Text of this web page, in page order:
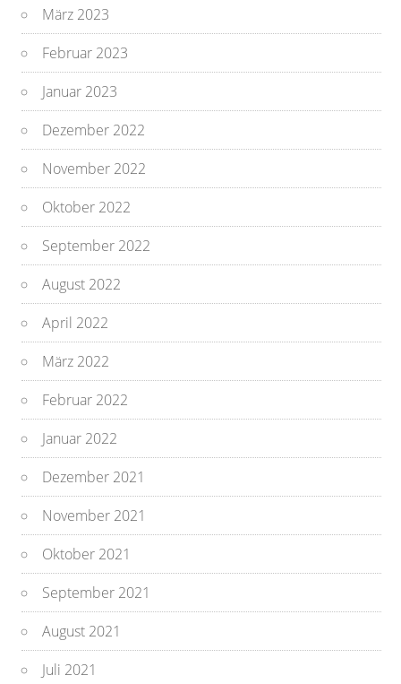
März 2023
Februar 2023
Januar 2023
Dezember 2022
November 2022
Oktober 2022
September 2022
August 2022
April 2022
März 2022
Februar 2022
Januar 2022
Dezember 2021
November 2021
Oktober 2021
September 2021
August 2021
Juli 2021